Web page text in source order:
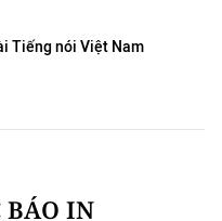
Tiếng nói Việt Nam
BÁO IN